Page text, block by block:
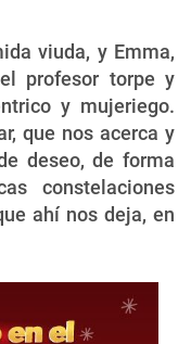
viuda, y Emma,
profesor torpe y
y mujeriego.
que nos acerca y
deseo, de forma
constelaciones
ahí nos deja, en